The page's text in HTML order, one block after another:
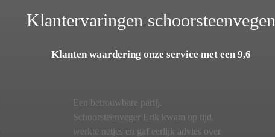
Klantervaringen schoorsteenvegen
Klanten waardering onze service met een 9,6
Een betrouwbare partij.
Schoorsteenveger Erik kwam op tijd,
werkte netjes en gaf eerlijk advies over